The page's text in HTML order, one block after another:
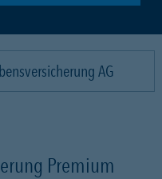
AG
Premium